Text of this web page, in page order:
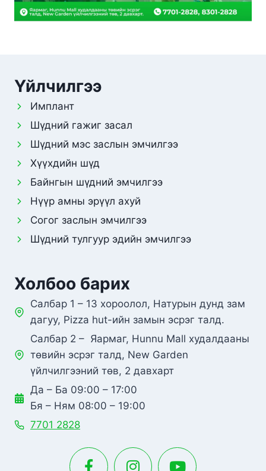
Үйлчилгээ
Имплант
Шүдний гажиг засал
Шүдний мэс заслын эмчилгээ
Хүүхдийн шүд
Байнгын шүдний эмчилгээ
Нүүр амны эрүүл ахуй
Согог заслын эмчилгээ
Шүдний тулгуур эдийн эмчилгээ
Холбоо барих
Салбар 1 – 13 хороолол, Натурын дунд зам
дагуу, Pizza hut-ийн замын эсрэг талд.
Салбар 2 – Яармаг, Hunnu Mall худалдааны
төвийн эсрэг талд, New Garden
үйлчилгээний төв, 2 давхарт
Да – Ба 09:00 – 17:00
Бя – Ням 08:00 – 19:00
7701 2828